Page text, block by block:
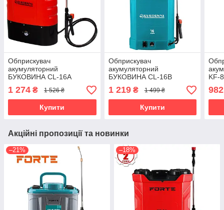
Обприскувач
акумуляторний
БУКОВИНА CL-16A
1 274 ₴ 1 526 ₴
Купити
Обприскувач
акумуляторний
БУКОВИНА CL-16В
1 219₴ 1 499 ₴
Купити
KF-
982
Акційні пропозиції та новинки
–21% –18%